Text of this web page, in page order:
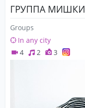
ГРУППА МИШКИ
Groups
In any city
4
2 3